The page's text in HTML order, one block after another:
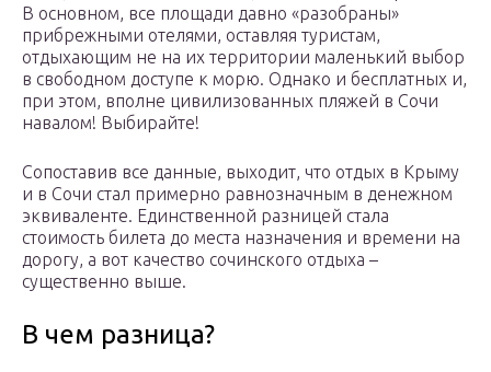
В основном, все площади давно «разобраны»
прибрежными отелями, оставляя туристам,
отдыхающим не на их территории маленький выбор
в свободном доступе к морю. Однако и бесплатных и,
при этом, вполне цивилизованных пляжей в Сочи
навалом! Выбирайте!
Сопоставив все данные, выходит, что отдых в Крыму
и в Сочи стал примерно равнозначным в денежном
эквиваленте. Единственной разницей стала
стоимость билета до места назначения и времени на
дорогу, а вот качество сочинского отдыха –
существенно выше.
В чем разница?